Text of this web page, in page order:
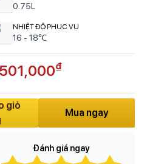
0.75L
NHIỆT ĐỘ PHỤC VỤ
16 - 18℃
₫
giỏ
Mua ngay
Đánh giá ngay